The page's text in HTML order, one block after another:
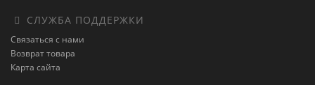
СЛУЖБА ПОДДЕРЖКИ
Связаться с нами
Возврат товара
Карта сайта